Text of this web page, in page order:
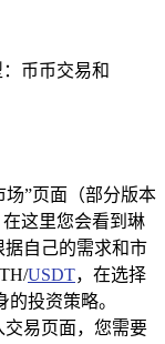
币币交易和
场”页面（部分版本
这里您会看到琳
自己的需求和市
USDT，在选择
投资策略。
交易页面，您需要